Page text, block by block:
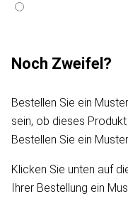
Noch Zweifel?
Bestellen Sie ein
sein, ob dieses
Bestellen Sie ein
Klicken Sie unten auf
Ihrer Bestellung ein